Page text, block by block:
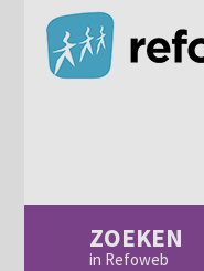
ZOEKEN
in Refoweb